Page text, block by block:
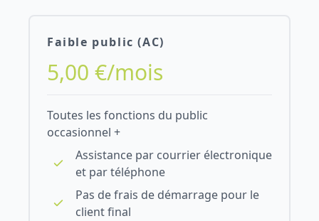
Faible public (AC)
5,00 €/mois
Toutes les fonctions du public
occasionnel +
Assistance par courrier électronique
et par téléphone
Pas de frais de démarrage pour le
client final